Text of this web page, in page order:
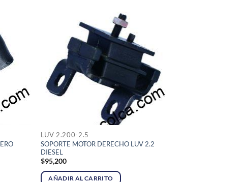
LUV 2.200-2.5
SOPORTE MOTOR DERECHO LUV 2.2
DIESEL
$95,200
AÑADIR AL CARRITO